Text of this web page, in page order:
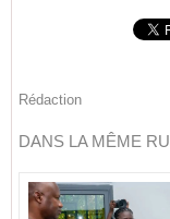
Rédaction
DANS LA MÊME